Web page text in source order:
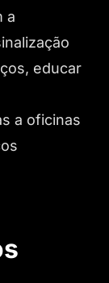
a
educar
a oficinas